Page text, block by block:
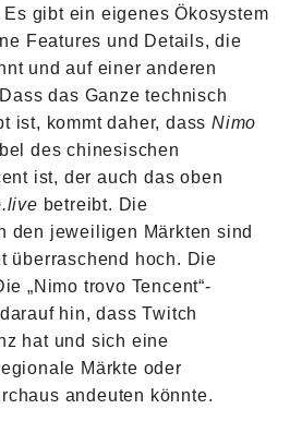
gibt ein eigenes Ökosystem
Features und Details, die
und auf einer anderen
das Ganze technisch
ist, kommt daher, dassNimo
des chinesischen
ist, der auch das oben
betreibt. Die
den jeweiligen Märkten sind
überraschend hoch. Die
„Nimo trovo Tencent“-
hin, dass Twitch
hat und sich eine
Märkte oder
andeuten könnte.